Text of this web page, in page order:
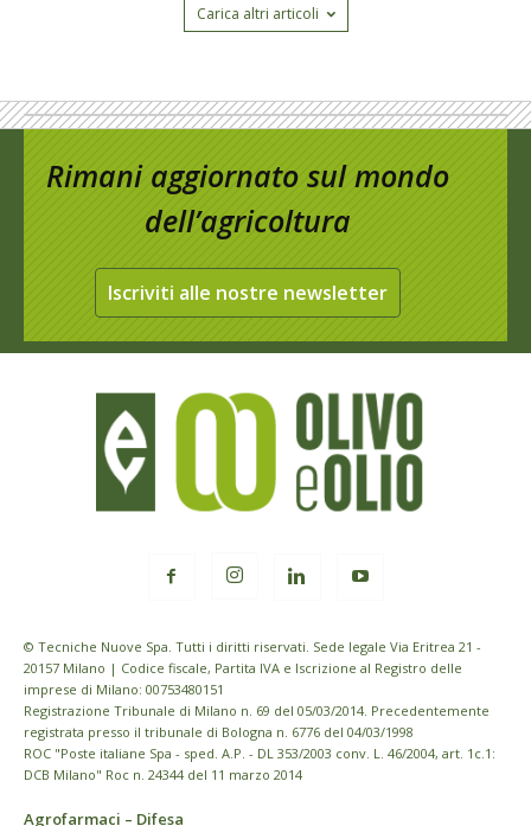
Carica altri articoli
Rimani aggiornato sul mondo
dell’agricoltura
Iscriviti alle nostre newsletter
© Tecniche Nuove Spa. Tutti i diritti riservati. Sede legale Via Eritrea 21 -
20157 Milano | Codice fiscale, Partita IVA e Iscrizione al Registro delle
imprese di Milano: 00753480151
Registrazione Tribunale di Milano n. 69 del 05/03/2014. Precedentemente
registrata presso il tribunale di Bologna n. 6776 del 04/03/1998
ROC "Poste italiane Spa - sped. A.P. - DL 353/2003 conv. L. 46/2004, art. 1c.1:
DCB Milano" Roc n. 24344 del 11 marzo 2014
Agrofarmaci – Difesa